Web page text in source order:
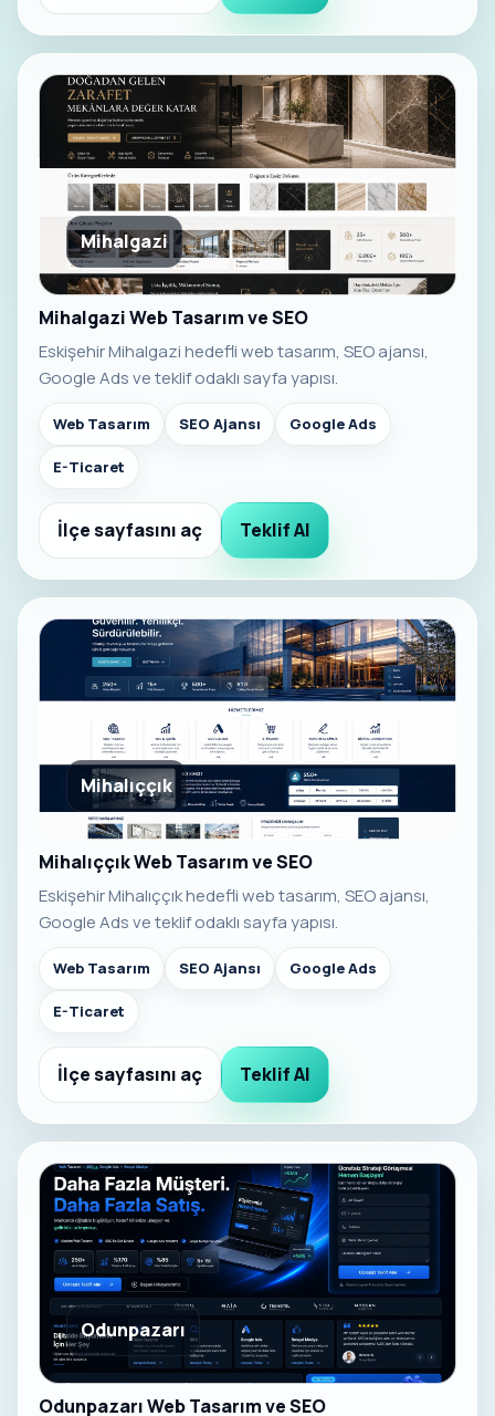
Mihalgazi
Mihalgazi Web Tasarım ve SEO
Eskişehir Mihalgazi hedefli web tasarım, SEO ajansı,
Google Ads ve teklif odaklı sayfa yapısı.
Web Tasarım SEO Ajansı Google Ads
E-Ticaret
İlçe sayfasını aç Teklif Al
Mihalıççık
Mihalıççık Web Tasarım ve SEO
Eskişehir Mihalıççık hedefli web tasarım, SEO ajansı,
Google Ads ve teklif odaklı sayfa yapısı.
Web Tasarım SEO Ajansı Google Ads
E-Ticaret
İlçe sayfasını aç Teklif Al
Odunpazarı
Odunpazarı Web Tasarım ve SEO